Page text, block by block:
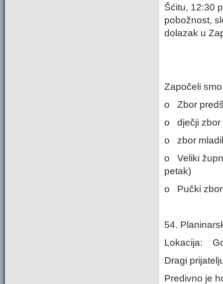
Šćitu, 12:30
pobožnost,
dolazak u
Započeli
o Zbor
o dječji zbor
o zbor
o Veliki
petak)
o Pučki zbor
54.
Lokacija:
Dragi
Predivno je